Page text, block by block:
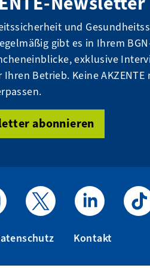
und
gibt es in Ihrem
exklusive
Betrieb. Keine AKZENTE
abonnieren
Kontakt